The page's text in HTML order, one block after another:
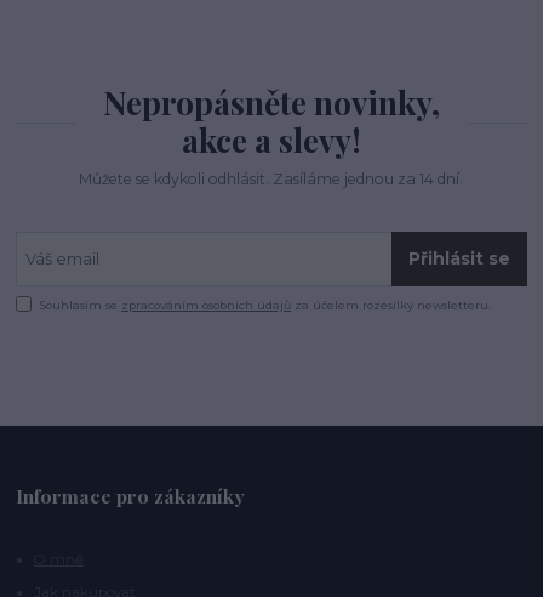
Nepropásněte novinky,
akce a slevy!
Můžete se kdykoli odhlásit. Zasíláme jednou za 14 dní.
Přihlásit se
Souhlasím se zpracováním osobních údajů za účelem rozesílky newsletteru.
Informace pro zákazníky